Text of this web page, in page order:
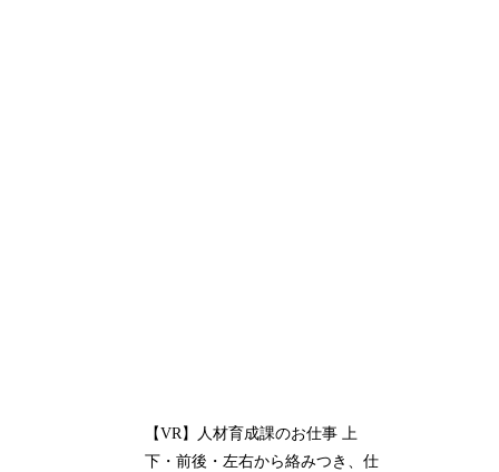
【VR】人材育成課のお仕事 上
下・前後・左右から絡みつき、仕